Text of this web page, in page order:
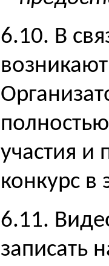
6.10. В
полностью
участия и
конкурс в
6.11.
записать